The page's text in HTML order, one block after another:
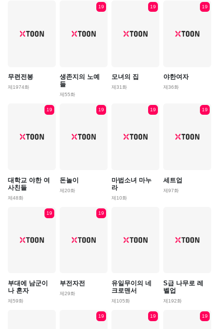
무련전봉
제1974화
19
생존지의 노예
들
제55화
19
모녀의 집
제31화
19
야한여자
제36화
19
대학교 야한 여
사친들
제48화
19
돈놀이
제20화
19
마법소녀 마누
라
제10화
19
세트업
제97화
19
부대에 남군이
나 혼자
제59화
19
부전자전
제29화
유일무이의 네
크로맨서
제105화
S급 나무로 레
벨업
제192화
19 19 19